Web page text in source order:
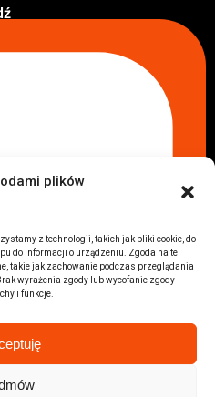
plików
z technologii, takich jak pliki cookie, do
do informacji o urządzeniu. Zgoda na te
takie jak zachowanie podczas przeglądania
wyrażenia zgody lub wycofanie zgody
i funkcje.